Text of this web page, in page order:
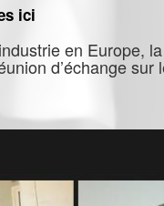
ici
en
d’échange